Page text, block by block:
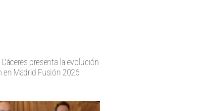
presenta la evolución
en Madrid Fusión 2026